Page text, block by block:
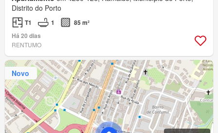
Distrito do Porto
T1 1
85 m²
Há 20 dias
RENTUMO
Novo